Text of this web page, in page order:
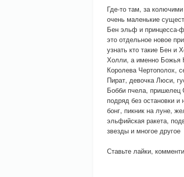
Где-то там, за
очень маленькие
Бен эльф и принцесса-
это отдельное новое
узнать кто такие Бен и
Холли, а именно Божья
Королева
Пират, девочка Люси,
Бобби пчела, пришелец
подряд без остановки
бонг, пикник на луне,
эльфийская ракета,
звезды и многое другое
Ставьте лайки,